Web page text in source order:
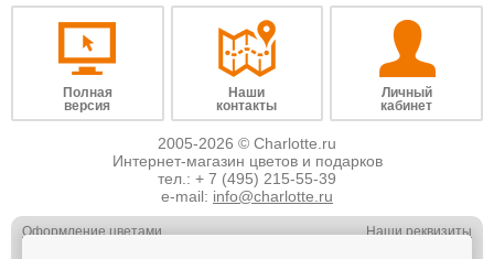
Полная
версия
Наши
контакты
Личный
кабинет
2005-2026 © Charlotte.ru
Интернет-магазин цветов и подарков
тел.: + 7 (495) 215-55-39
e-mail: info@charlotte.ru
Оформление цветами
Наши реквизиты